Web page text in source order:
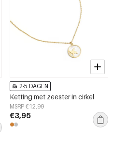
2-5 DAGEN
Ketting met zeester in cirkel
MSRP €12,99
€3,95